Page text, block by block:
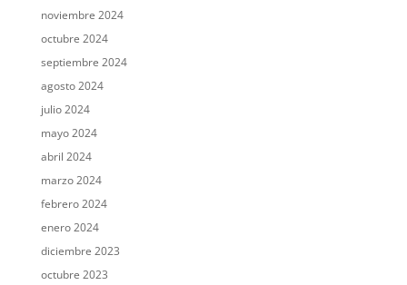
noviembre 2024
octubre 2024
septiembre 2024
agosto 2024
julio 2024
mayo 2024
abril 2024
marzo 2024
febrero 2024
enero 2024
diciembre 2023
octubre 2023